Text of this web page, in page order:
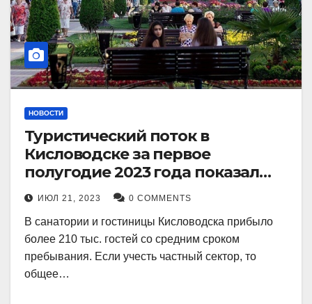
НОВОСТИ
Туристический поток в
Кисловодске за первое
полугодие 2023 года показал
рекордный рост в 21 процент.
ИЮЛ 21, 2023 0 COMMENTS
В санатории и гостиницы Кисловодска прибыло
более 210 тыс. гостей со средним сроком
пребывания. Если учесть частный сектор, то
общее…